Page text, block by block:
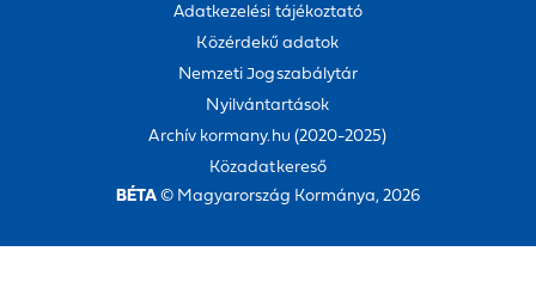
Adatkezelési tájékoztató
Közérdekű adatok
Nemzeti Jogszabálytár
Nyilvántartások
Archív kormany.hu (2020-2025)
Közadatkereső
BÉTA© Magyarország Kormánya, 2026